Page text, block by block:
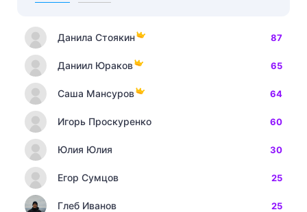
Данила Стоякин 87
Даниил Юраков 65
Саша Мансуров 64
Игорь Проскуренко 60
Юлия Юлия 30
Егор Сумцов 25
Глеб Иванов 25